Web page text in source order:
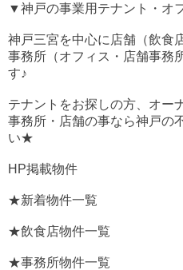
▼神戸の事業用テナント・オ
神戸三宮を中心に店舗（飲食
事務所（オフィス・店舗事務
す♪
テナントをお探しの方、オー
事務所・店舗の事なら神戸の
い★
HP掲載物件
★新着物件一覧
★飲食店物件一覧
★事務所物件一覧